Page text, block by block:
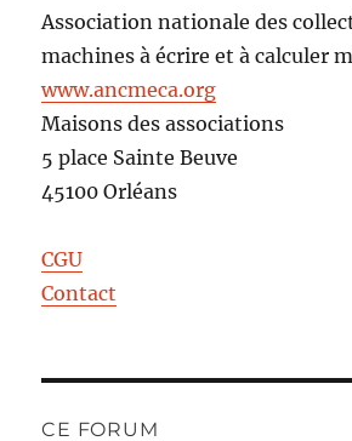
Association nationale des
machines à écrire et à calculer
www.ancmeca.org
Maisons des associations
5 place Sainte Beuve
45100 Orléans
CGU
Contact
CE FORUM